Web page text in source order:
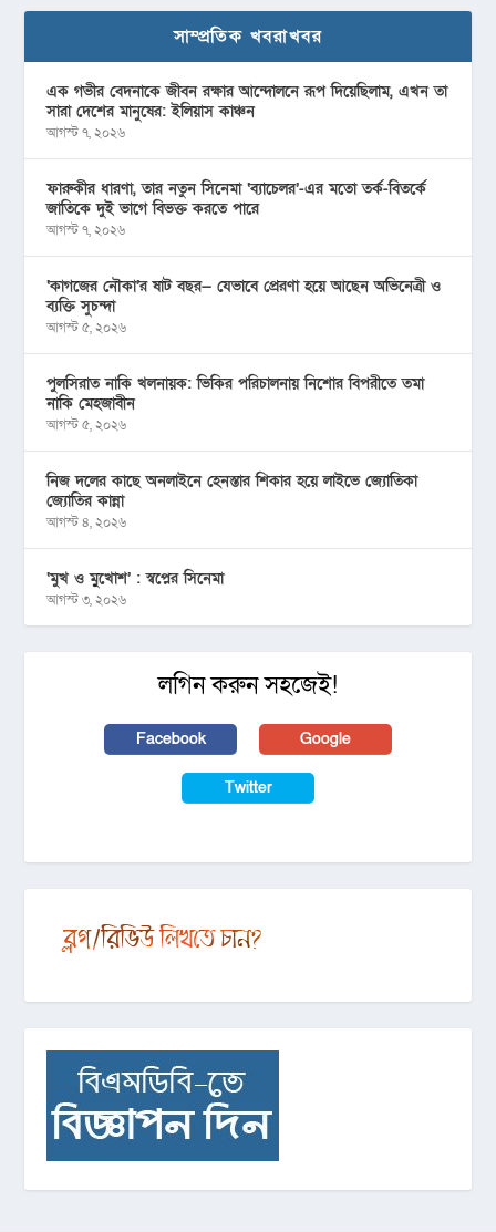
সাম্প্রতিক খবরাখবর
এক গভীর বেদনাকে জীবন রক্ষার আন্দোলনে রূপ দিয়েছিলাম, এখন তা
সারা দেশের মানুষের: ইলিয়াস কাঞ্চন
আগস্ট ৭, ২০২৬
ফারুকীর ধারণা, তার নতুন সিনেমা ‘ব্যাচেলর’-এর মতো তর্ক-বিতর্কে
জাতিকে দুই ভাগে বিভক্ত করতে পারে
আগস্ট ৭, ২০২৬
‘কাগজের নৌকা’র ষাট বছর— যেভাবে প্রেরণা হয়ে আছেন অভিনেত্রী ও
ব্যক্তি সুচন্দা
আগস্ট ৫, ২০২৬
পুলসিরাত নাকি খলনায়ক: ভিকির পরিচালনায় নিশোর বিপরীতে তমা
নাকি মেহজাবীন
আগস্ট ৫, ২০২৬
নিজ দলের কাছে অনলাইনে হেনস্তার শিকার হয়ে লাইভে জ্যোতিকা
জ্যোতির কান্না
আগস্ট ৪, ২০২৬
‘মুখ ও মু্খোশ’ : স্বপ্নের সিনেমা
আগস্ট ৩, ২০২৬
লগিন করুন সহজেই!
Facebook Google
Twitter